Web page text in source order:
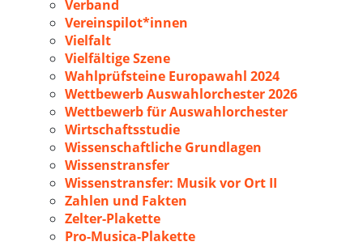
Verband
Vereinspilot*innen
Vielfalt
Vielfältige Szene
Wahlprüfsteine Europawahl 2024
Wettbewerb Auswahlorchester 2026
Wettbewerb für Auswahlorchester
Wirtschaftsstudie
Wissenschaftliche Grundlagen
Wissenstransfer
Wissenstransfer: Musik vor Ort II
Zahlen und Fakten
Zelter-Plakette
Pro-Musica-Plakette